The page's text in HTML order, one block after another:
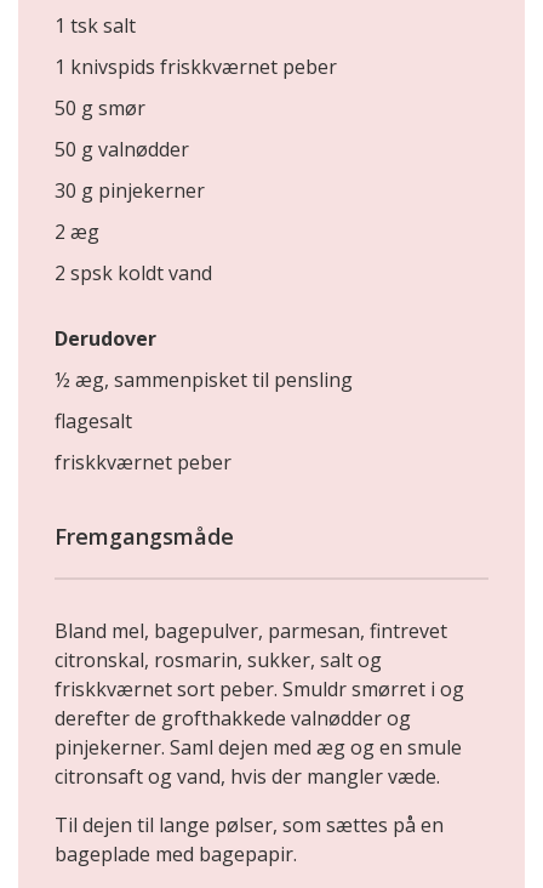
1 tsk salt
1 knivspids friskkværnet peber
50 g smør
50 g valnødder
30 g pinjekerner
2 æg
2 spsk koldt vand
Derudover
½ æg, sammenpisket til pensling
flagesalt
friskkværnet peber
Fremgangsmåde
Bland mel, bagepulver, parmesan, fintrevet
citronskal, rosmarin, sukker, salt og
friskkværnet sort peber. Smuldr smørret i og
derefter de grofthakkede valnødder og
pinjekerner. Saml dejen med æg og en smule
citronsaft og vand, hvis der mangler væde.
Til dejen til lange pølser, som sættes på en
bageplade med bagepapir.